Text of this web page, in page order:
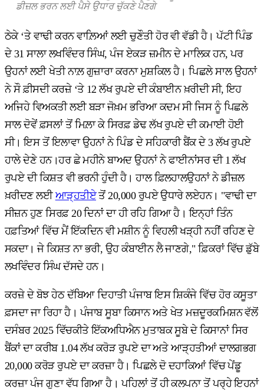
ਡੀਜ਼ਲ ਭਰਨ ਲਈ ਪੈਸੇ ਉਧਾਰ ਚੁੱਕਣੇ ਪੈਣਗੇ
ਠੇਕੇ ‘ਤੇ ਵਾਢੀ ਕਰਨ ਵਾਲ਼ਿਆਂ ਲਈ ਚੁਣੌਤੀ ਹੋਰ ਵੀ ਵੱਡੀ ਹੈ। ਪੱਟੀ ਪਿੰਡ
ਦੇ 31 ਸਾਲਾ ਲਖਵਿੰਦਰ ਸਿੰਘ, ਪੰਜ ਏਕੜ ਜ਼ਮੀਨ ਦੇ ਮਾਲਿਕ ਹਨ, ਪਰ
ਉਹਨਾਂ ਲਈ ਖੇਤੀ ਨਾਲ਼ ਗੁਜ਼ਾਰਾ ਕਰਨਾ ਮੁਸ਼ਕਿਲ ਹੈ। ਪਿਛਲੇ ਸਾਲ ਉਹਨਾਂ
ਨੇ ਸੌ ਫ਼ੀਸਦੀ ਕਰਜ਼ੇ ‘ਤੇ 12 ਲੱਖ ਰੁਪਏ ਦੀ ਕੰਬਾਈਨ ਖ਼ਰੀਦੀ ਸੀ, ਇਹ
ਅਜਿਹੇ ਵਿਅਕਤੀ ਲਈ ਬੜਾ ਜੋਖ਼ਮ ਭਰਿਆ ਕਦਮ ਸੀ ਜਿਸ ਨੂੰ ਪਿਛਲੇ
ਸਾਲ ਦੋਵੇਂ ਫ਼ਸਲਾਂ ਤੋਂ ਮਿਲ਼ਾ ਕੇ ਸਿਰਫ਼ ਡੇਢ ਲੱਖ ਰੁਪਏ ਦੀ ਕਮਾਈ ਹੋਈ
ਸੀ। ਇਸ ਤੋਂ ਇਲਾਵਾ ਉਹਨਾਂ ਨੇ ਪਿੰਡ ਦੇ ਸਹਿਕਾਰੀ ਬੈਂਕ ਦੇ 3 ਲੱਖ ਰੁਪਏ
ਹਾਲੇ ਦੇਣੇ ਹਨ।ਹਰ ਛੇ ਮਹੀਨੇ ਬਾਅਦ ਉਹਨਾਂ ਨੇ ਫਾਈਨਾਂਸਰ ਦੀ 1 ਲੱਖ
ਰੁਪਏ ਦੀ ਕਿਸ਼ਤ ਵੀ ਭਰਨੀ ਹੁੰਦੀ ਹੈ। ਹਾਲ ਫ਼ਿਲਹਾਲਉਹਨਾਂ ਨੇ ਡੀਜ਼ਲ
ਖ਼ਰੀਦਣ ਲਈ ਆੜ੍ਹਤੀਏਤੋਂ 20,000 ਰੁਪਏ ਉਧਾਰੇ ਲਏਹਨ। "ਵਾਢੀ ਦਾ
ਸੀਜ਼ਨ ਹੁਣ ਸਿਰਫ਼ 20 ਦਿਨਾਂ ਦਾ ਹੀ ਰਹਿ ਗਿਆ ਹੈ। ਇਨ੍ਹਾਂ ਤਿੰਨ
ਹਫ਼ਤਿਆਂ ਵਿੱਚ ਮੈਂ ਇੱਕਦਿਨ ਵੀ ਮਸ਼ੀਨ ਨੂੰ ਵਿਹਲੀ ਖੜ੍ਹੀ ਨਹੀਂ ਰਹਿਣ ਦੇ
ਸਕਦਾ। ਜੇ ਕਿਸ਼ਤ ਨਾ ਭਰੀ, ਉਹ ਕੰਬਾਈਨ ਲੈ ਜਾਣਗੇ," ਫ਼ਿਕਰਾਂ ਵਿੱਚ ਡੁੱਬੇ
ਲਖਵਿੰਦਰ ਸਿੰਘ ਦੱਸਦੇ ਹਨ।
ਕਰਜ਼ੇ ਦੇ ਬੋਝ ਹੇਠ ਦੱਬਿਆ ਦਿਹਾਤੀ ਪੰਜਾਬ ਇਸ ਸ਼ਿਕੰਜੇ ਵਿੱਚ ਹੋਰ ਕਸੂਤਾ
ਫ਼ਸਦਾ ਜਾ ਰਿਹਾ ਹੈ। ਪੰਜਾਬ ਸੂਬਾ ਕਿਸਾਨ ਅਤੇ ਖੇਤ ਮਜ਼ਦੂਰਕਮਿਸ਼ਨ ਵੱਲੋਂ
ਦਸੰਬਰ 2025 ਵਿੱਚਕੀਤੇ ਇੱਕਅਧਿਐਨ ਮੁਤਾਬਕ ਸੂਬੇ ਦੇ ਕਿਸਾਨਾਂ ਸਿਰ
ਬੈਂਕਾਂ ਦਾ ਕਰੀਬ 1.04 ਲੱਖ ਕਰੋੜ ਰੁਪਏ ਦਾ ਅਤੇ ਆੜ੍ਹਤੀਆਂ ਦਾਲਗਭਗ
20,000 ਕਰੋੜ ਰੁਪਏ ਦਾ ਕਰਜ਼ਾ ਹੈ। ਪਿਛਲੇ ਦੋ ਦਹਾਕਿਆਂ ਵਿੱਚ ਪੇਂਡੂ
ਕਰਜ਼ਾ ਪੰਜ ਗੁਣਾ ਵੱਧ ਗਿਆ ਹੈ। ਪਹਿਲਾਂ ਤੋਂ ਹੀ ਕਲਪਨਾ ਤੋਂ ਪਰ੍ਹੇ ਇਹਨਾਂ